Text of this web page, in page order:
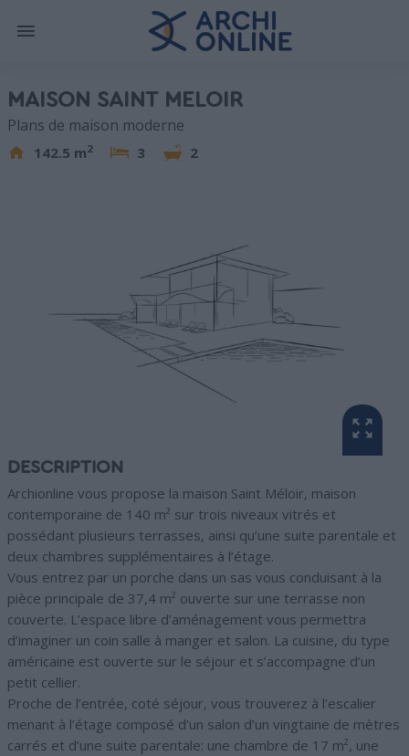
MAISON SAINT MELOIR
Plans de maison moderne
142.5 m2 3 2
DESCRIPTION
Archionline vous propose la maison Saint Méloir, maison
contemporaine de 140 m² sur trois niveaux vitrés et
possédant plusieurs terrasses, ainsi qu’une suite parentale et
deux chambres supplémentaires à l’étage.
Vous entrez par un porche dans un sas vous conduisant à la
pièce principale de 37,4 m² ouverte sur une terrasse non
couverte. L’espace libre d’aménagement vous permettra
d’imaginer un coin salle à manger et salon. La cuisine, du type
américaine est ouverte sur le séjour et s’accompagne d’un
petit cellier.
Proche de l’entrée, coté séjour, vous trouverez à l’escalier
menant à l’étage composé d’un salon d’un vingtaine de mètres
carrés et d’une suite parentale: une chambre de 17 m², une